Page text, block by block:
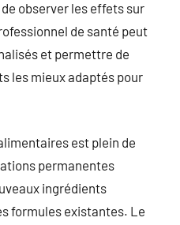
observer les effets sur
de santé peut
et permettre de
les mieux adaptés pour
est plein de
permanentes
ingrédients
formules existantes. Le